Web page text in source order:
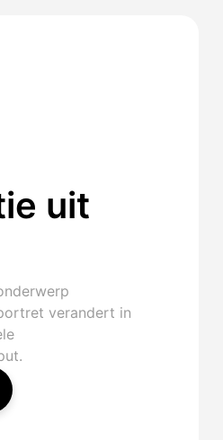
uit
verandert in